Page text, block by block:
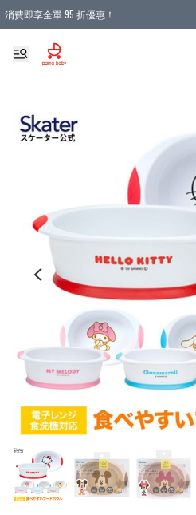
消費即享全單 95 折優惠！
購物滿 HKD 900.00即享免運費優惠！（適用